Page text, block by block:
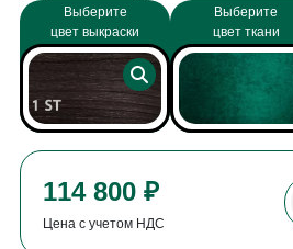
114 800 ₽
Цена с учетом НДС
Выберите
цвет выкраски
Выберите
цвет ткани